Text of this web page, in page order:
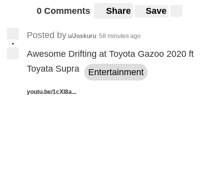
0 Comments Share Save
•
Posted by u/Joskuru 58 minutes ago
Awesome Drifting at Toyota Gazoo 2020 ft
Toyata Supra
Entertainment
youtu.be/1cXl8a...